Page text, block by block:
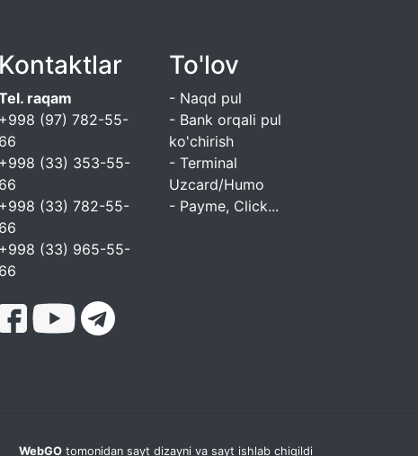
Kontaktlar
raqam
+998 (97) 782-55-
66
+998 (33) 353-55-
66
+998 (33) 782-55-
66
+998 (33) 965-55-
66
To'lov
- Naqd pul
- Bank orqali pul
ko'chirish
- Terminal
Uzcard/Humo
- Payme, Click...
WebGO tomonidan sayt dizayni va sayt ishlab chiqildi